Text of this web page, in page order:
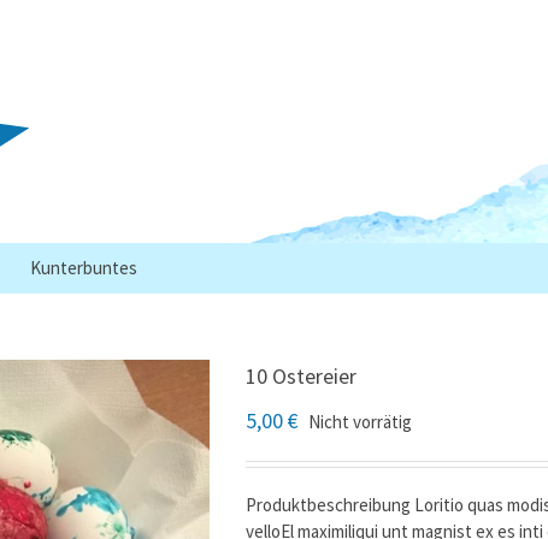
Kunterbuntes
10 Ostereier
5,00€ Nicht vorrätig
Produktbeschreibung Loritio quas
velloEl maximiliqui unt magnist ex es